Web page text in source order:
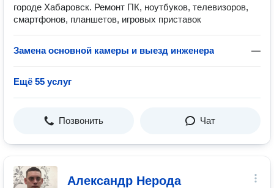
городе Хабаровск. Ремонт ПК, ноутбуков, телевизоров,
смартфонов, планшетов, игровых приставок
Замена основной камеры и выезд инженера —
Ещё 55 услуг
Позвонить Чат
Александр Нерода